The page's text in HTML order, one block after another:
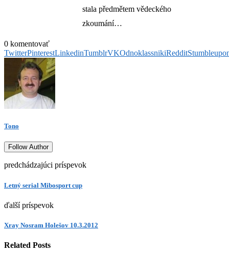
stala předmětem vědeckého
zkoumání…
0 komentovať
TwitterPinterestLinkedinTumblrVKOdnoklassnikiReddit
Tono
Follow Author
predchádzajúci príspevok
Letný serial Mibosport cup
ďalší príspevok
Xray Nosram Holešov 10.3.2012
Related Posts